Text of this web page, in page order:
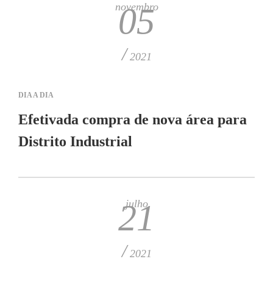
novembro
05
/ 2021
DIA A DIA
Efetivada compra de nova área para
Distrito Industrial
julho
21
/ 2021